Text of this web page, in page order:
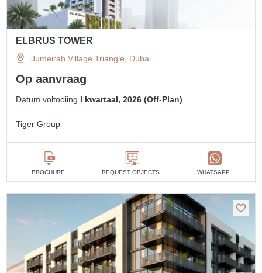
ELBRUS TOWER
Jumeirah Village Triangle, Dubai
Op aanvraag
Datum voltooiing I kwartaal, 2026 (Off-Plan)
Tiger Group
BROCHURE REQUEST OBJECTS WHATSAPP